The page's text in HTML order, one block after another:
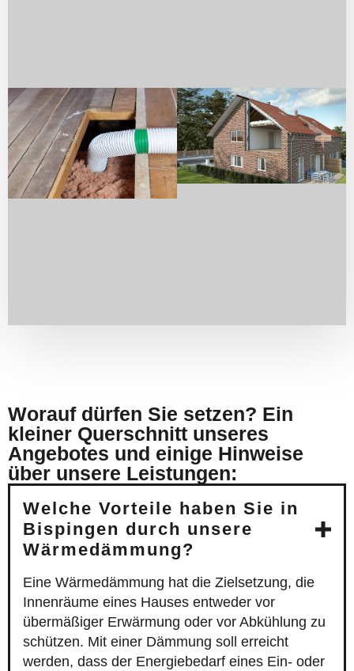
Worauf dürfen Sie setzen? Ein
kleiner Querschnitt unseres
Angebotes und einige Hinweise
über unsere Leistungen:
Welche Vorteile haben Sie in
Bispingen durch unsere
Wärmedämmung?
Eine Wärmedämmung hat die Zielsetzung, die
Innenräume eines Hauses entweder vor
übermäßiger Erwärmung oder vor Abkühlung zu
schützen. Mit einer Dämmung soll erreicht
werden, dass der Energiebedarf eines Ein- oder